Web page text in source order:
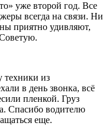
уже второй год. Все
всегда на связи. Ни
приятно удивляют,
техники из
в день звонка, всё
пленкой. Груз
Спасибо водителю
еще.